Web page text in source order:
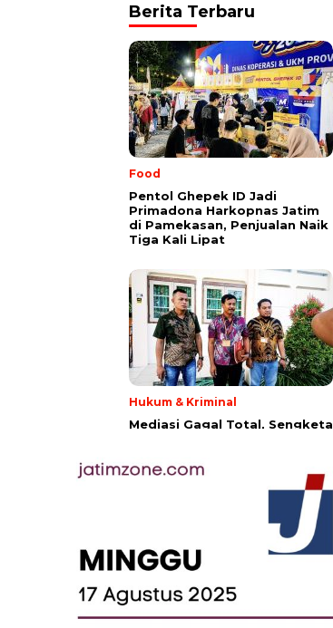
Berita Terbaru
Food
Pentol Ghepek ID Jadi
Primadona Harkopnas Jatim
di Pamekasan, Penjualan Naik
Tiga Kali Lipat
Hukum & Kriminal
Mediasi Gagal Total, Sengketa